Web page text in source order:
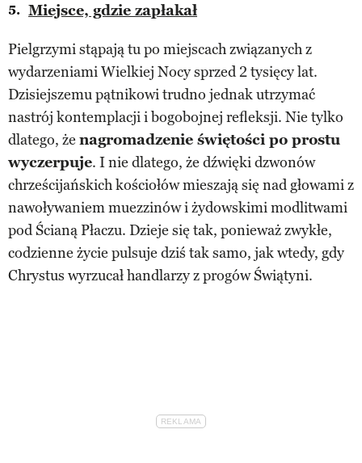
Miejsce, gdzie zapłakał
Pielgrzymi stąpają tu po miejscach związanych z
wydarzeniami Wielkiej Nocy sprzed 2 tysięcy lat.
Dzisiejszemu pątnikowi trudno jednak utrzymać
nastrój kontemplacji i bogobojnej refleksji. Nie tylko
dlatego, że nagromadzenie świętości po prostu
wyczerpuje. I nie dlatego, że dźwięki dzwonów
chrześcijańskich kościołów mieszają się nad głowami z
nawoływaniem muezzinów i żydowskimi modlitwami
pod Ścianą Płaczu. Dzieje się tak, ponieważ zwykłe,
codzienne życie pulsuje dziś tak samo, jak wtedy, gdy
Chrystus wyrzucał handlarzy z progów Świątyni.